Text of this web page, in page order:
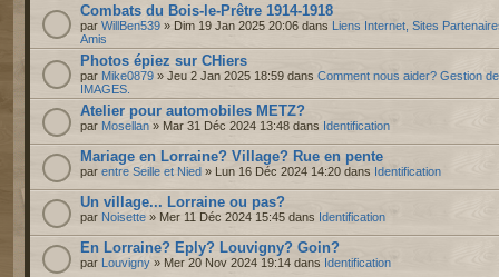
Combats du Bois-le-Prêtre 1914-1918
par WillBen539 » Dim 19 Jan 2025 20:06 dans Liens Internet, Sites
Amis
Photos épiez sur CHiers
par Mike0879 » Jeu 2 Jan 2025 18:59 dans Comment nous aider? Gestion
IMAGES.
Atelier pour automobiles METZ?
par Mosellan » Mar 31 Déc 2024 13:48 dans Identification
Mariage en Lorraine? Village? Rue en pente
par entre Seille et Nied » Lun 16 Déc 2024 14:20 dans Identification
Un village... Lorraine ou pas?
par Noisette » Mer 11 Déc 2024 15:45 dans Identification
En Lorraine? Eply? Louvigny? Goin?
par Louvigny » Mer 20 Nov 2024 19:14 dans Identification